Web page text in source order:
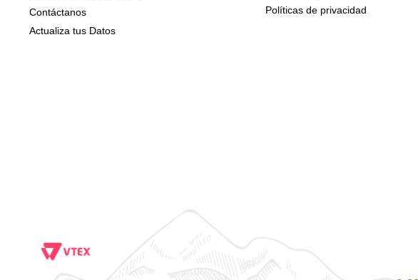
Contáctanos
Actualiza tus Datos
Políticas de privacidad